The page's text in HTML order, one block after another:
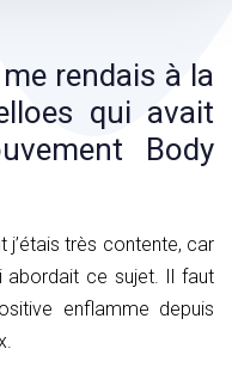
rendais à la
qui avait
Body
j’étais très contente, car
abordait ce sujet. Il faut
enflamme depuis